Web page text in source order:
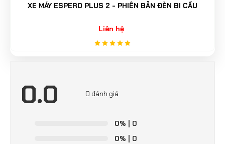
XE MÁY ESPERO PLUS 2 - PHIÊN BẢN ĐÈN BI CẦU
Liên hệ
0.0 0 đánh giá
0% | 0
0% | 0